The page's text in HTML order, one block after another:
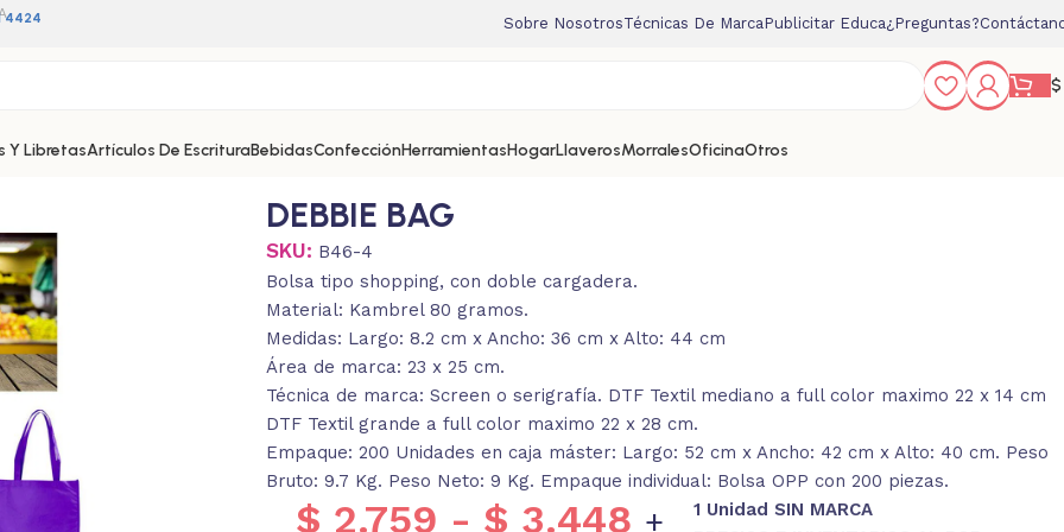
4424 Sobre NosotrosTécnicas De MarcaPublicitar Educa¿Preguntas?
$
Y LibretasArtículos De EscrituraBebidasConfecciónHerramientasHogarLlaverosMorralesOficinaOtros
DEBBIE BAG
SKU: B46-4
Bolsa tipo shopping, con doble cargadera.
Material: Kambrel 80 gramos.
Medidas: Largo: 8.2 cm x Ancho: 36 cm x Alto: 44 cm
Área de marca: 23 x 25 cm.
Técnica de marca: Screen o serigrafía. DTF Textil mediano a full color maximo 22 x 14 cm
DTF Textil grande a full color maximo 22 x 28 cm.
Empaque: 200 Unidades en caja máster: Largo: 52 cm x Ancho: 42 cm x Alto: 40 cm. Peso
Bruto: 9.7 Kg. Peso Neto: 9 Kg. Empaque individual: Bolsa OPP con 200 piezas.
$ 2.759 - $ 3.448 +
1 Unidad SIN MARCA